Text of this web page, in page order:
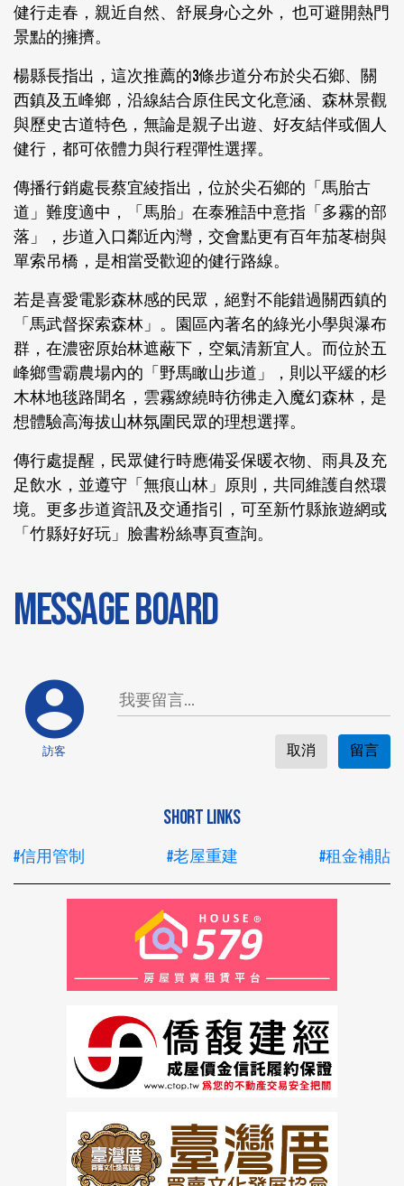
健行走春，親近自然、舒展身心之外， 也可避開熱門
景點的擁擠。
楊縣長指出，這次推薦的3條步道分布於尖石鄉、關
西鎮及五峰鄉，沿線結合原住民文化意涵、森林景觀
與歷史古道特色，無論是親子出遊、好友結伴或個人
健行，都可依體力與行程彈性選擇。
傳播行銷處長蔡宜綾指出，位於尖石鄉的「馬胎古
道」難度適中，「馬胎」在泰雅語中意指「多霧的部
落」，步道入口鄰近內灣，交會點更有百年茄苳樹與
單索吊橋，是相當受歡迎的健行路線。
若是喜愛電影森林感的民眾，絕對不能錯過關西鎮的
「馬武督探索森林」。園區內著名的綠光小學與瀑布
群，在濃密原始林遮蔽下，空氣清新宜人。而位於五
峰鄉雪霸農場內的「野馬瞰山步道」，則以平緩的杉
木林地毯路聞名，雲霧繚繞時彷彿走入魔幻森林，是
想體驗高海拔山林氛圍民眾的理想選擇。
傳行處提醒，民眾健行時應備妥保暖衣物、雨具及充
足飲水，並遵守「無痕山林」原則，共同維護自然環
境。更多步道資訊及交通指引，可至新竹縣旅遊網或
「竹縣好好玩」臉書粉絲專頁查詢。
MESSAGE BOARD
訪客 取消 留言
SHORT LINKS
#信用管制 #老屋重建 #租金補貼